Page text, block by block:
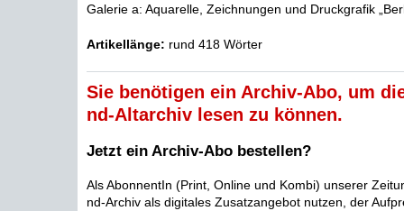
Galerie a: Aquarelle, Zeichnungen und Druckgrafik
Artikellänge: rund 418 Wörter
Sie benötigen ein Archiv-Abo, um
nd-Altarchiv lesen zu können.
Jetzt ein Archiv-Abo bestellen?
Als AbonnentIn (Print, Online und Kombi) unserer
nd-Archiv als digitales Zusatzangebot nutzen, der